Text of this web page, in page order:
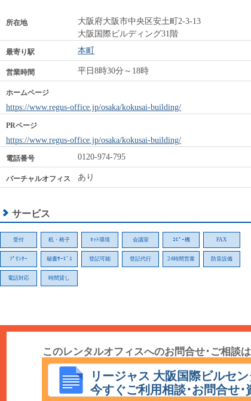
所在地
大阪府大阪市中央区安土町2-3-13
大阪国際ビルディング31階
最寄り駅 本町
営業時間 平日8時30分～18時
ホームページ
https://www.regus-office.jp/osaka/kokusai-building/
PRページ
https://www.regus-office.jp/osaka/kokusai-building/
電話番号 0120-974-795
バーチャルオフィス あり
サービス
受付 机・椅子 ﾈｯﾄ環境 会議室 ｺﾋﾟｰ機 FAX
ﾌﾟﾘﾝﾀｰ 秘書ｻｰﾋﾞｽ 登記可能 登記代行 24時間営業 防音設備
電話対応 時間貸し
このレンタルオフィスへのお問合せ･ご相談は
こちら
リージャス 大阪国際ビルセ
今すぐご利用相談･お問合せ･